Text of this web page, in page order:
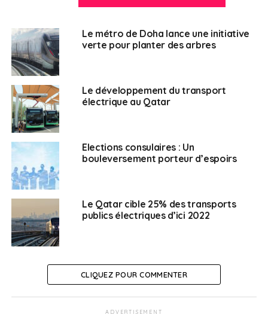
Le métro de Doha lance une initiative
verte pour planter des arbres
Le développement du transport
électrique au Qatar
Elections consulaires : Un
bouleversement porteur d’espoirs
Le Qatar cible 25% des transports
publics électriques d’ici 2022
CLIQUEZ POUR COMMENTER
ADVERTISEMENT